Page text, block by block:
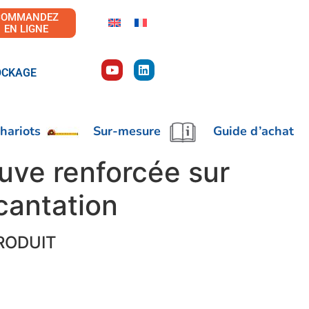
EN LIGNE
Sur-mesure Guide d’achat
renforcée sur